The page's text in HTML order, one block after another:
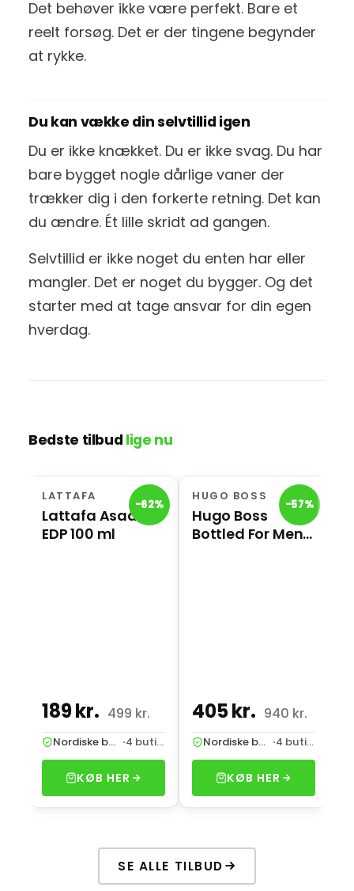
Det behøver ikke være perfekt. Bare et
reelt forsøg. Det er der tingene begynder
at rykke.
Du kan vække din selvtillid igen
Du er ikke knækket. Du er ikke svag. Du har
bare bygget nogle dårlige vaner der
trækker dig i den forkerte retning. Det kan
du ændre. Ét lille skridt ad gangen.
Selvtillid er ikke noget du enten har eller
mangler. Det er noget du bygger. Og det
starter med at tage ansvar for din egen
hverdag.
Bedste tilbud lige nu
-62%
LATTAFA
Lattafa Asad
EDP 100 ml
189 kr. 499 kr.
Nordiske butikker · 4 butikker
KØB HER
-57%
HUGO BOSS
Hugo Boss
Bottled For Men
405 kr. 940 kr.
Nordiske butikker · 4 butikker
KØB HER
SE ALLE TILBUD